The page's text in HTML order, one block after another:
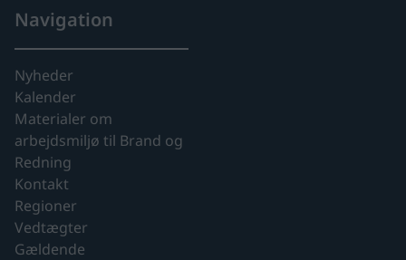
Navigation
Nyheder
Kalender
Materialer om
arbejdsmiljø til Brand og
Redning
Kontakt
Regioner
Vedtægter
Gældende